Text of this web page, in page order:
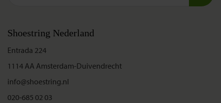
Shoestring Nederland
Entrada 224
1114 AA Amsterdam-Duivendrecht
info@shoestring.nl
020-685 02 03